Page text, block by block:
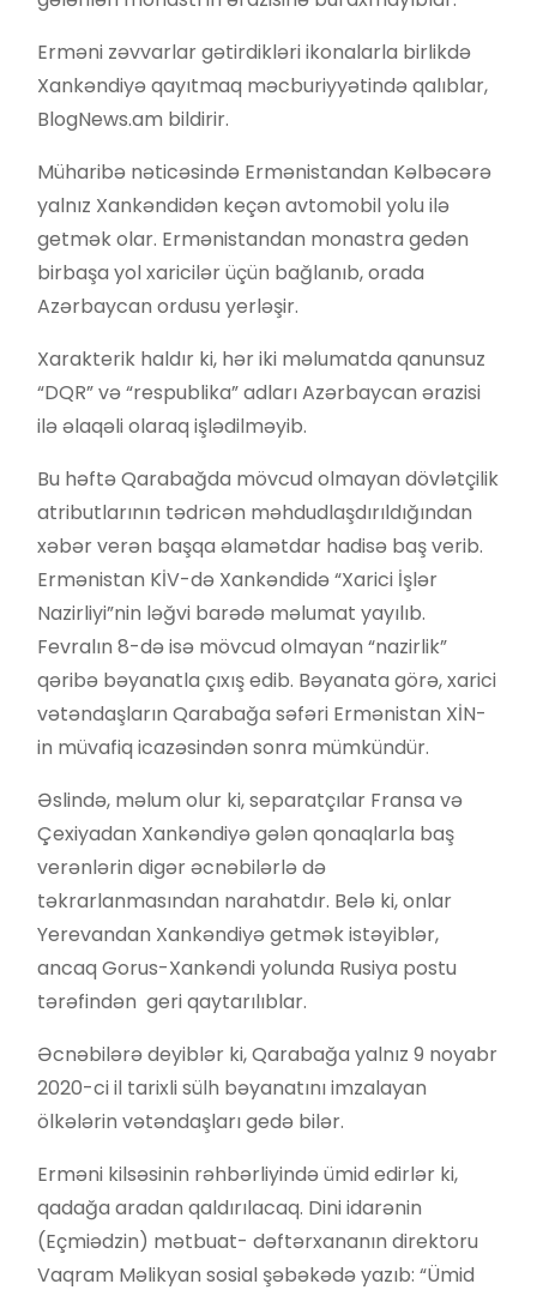
Erməni zəvvarlar gətirdikləri ikonalarla birlikdə
Xankəndiyə qayıtmaq məcburiyyətində qalıblar,
BlogNews.am bildirir.
Müharibə nəticəsində Ermənistandan Kəlbəcərə
yalnız Xankəndidən keçən avtomobil yolu ilə
getmək olar. Ermənistandan monastra gedən
birbaşa yol xaricilər üçün bağlanıb, orada
Azərbaycan ordusu yerləşir.
Xarakterik haldır ki, hər iki məlumatda qanunsuz
“DQR” və “respublika” adları Azərbaycan ərazisi
ilə əlaqəli olaraq işlədilməyib.
Bu həftə Qarabağda mövcud olmayan dövlətçilik
atributlarının tədricən məhdudlaşdırıldığından
xəbər verən başqa əlamətdar hadisə baş verib.
Ermənistan KİV-də Xankəndidə “Xarici İşlər
Nazirliyi”nin ləğvi barədə məlumat yayılıb.
Fevralın 8-də isə mövcud olmayan “nazirlik”
qəribə bəyanatla çıxış edib. Bəyanata görə, xarici
vətəndaşların Qarabağa səfəri Ermənistan XİN-
in müvafiq icazəsindən sonra mümkündür.
Əslində, məlum olur ki, separatçılar Fransa və
Çexiyadan Xankəndiyə gələn qonaqlarla baş
verənlərin digər əcnəbilərlə də
təkrarlanmasından narahatdır. Belə ki, onlar
Yerevandan Xankəndiyə getmək istəyiblər,
ancaq Gorus-Xankəndi yolunda Rusiya postu
tərəfindən geri qaytarılıblar.
Əcnəbilərə deyiblər ki, Qarabağa yalnız 9 noyabr
2020-ci il tarixli sülh bəyanatını imzalayan
ölkələrin vətəndaşları gedə bilər.
Erməni kilsəsinin rəhbərliyində ümid edirlər ki,
qadağa aradan qaldırılacaq. Dini idarənin
(Eçmiədzin) mətbuat- dəftərxananın direktoru
Vaqram Məlikyan sosial şəbəkədə yazıb: “Ümid